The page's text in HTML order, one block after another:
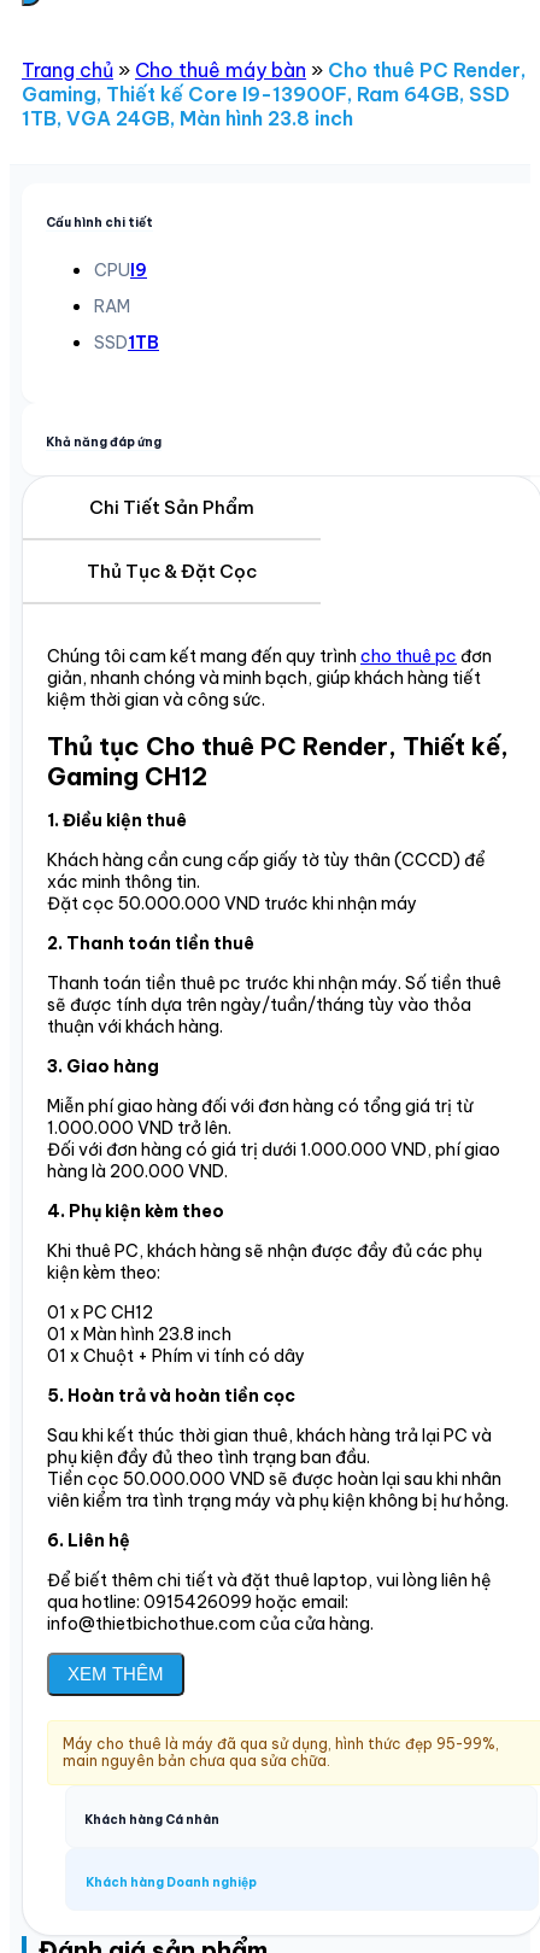
Trang chủ » Cho thuê máy bàn » Cho thuê PC Render,
Gaming, Thiết kế Core I9-13900F, Ram 64GB, SSD
1TB, VGA 24GB, Màn hình 23.8 inch
Cấu hình chi tiết
CPUI9
RAM
SSD1TB
Khả năng đáp ứng
Chi Tiết Sản Phẩm
Thủ Tục & Đặt Cọc
Chúng tôi cam kết mang đến quy trình cho thuê pc đơn
giản, nhanh chóng và minh bạch, giúp khách hàng tiết
kiệm thời gian và công sức.
Thủ tục Cho thuê PC Render, Thiết kế,
Gaming CH12
1. Điều kiện thuê
Khách hàng cần cung cấp giấy tờ tùy thân (CCCD) để
xác minh thông tin.
Đặt cọc 50.000.000 VND trước khi nhận máy
2. Thanh toán tiền thuê
Thanh toán tiền thuê pc trước khi nhận máy. Số tiền thuê
sẽ được tính dựa trên ngày/tuần/tháng tùy vào thỏa
thuận với khách hàng.
3. Giao hàng
Miễn phí giao hàng đối với đơn hàng có tổng giá trị từ
1.000.000 VND trở lên.
Đối với đơn hàng có giá trị dưới 1.000.000 VND, phí giao
hàng là 200.000 VND.
4. Phụ kiện kèm theo
Khi thuê PC, khách hàng sẽ nhận được đầy đủ các phụ
kiện kèm theo:
01 x PC CH12
01 x Màn hình 23.8 inch
01 x Chuột + Phím vi tính có dây
5. Hoàn trả và hoàn tiền cọc
Sau khi kết thúc thời gian thuê, khách hàng trả lại PC và
phụ kiện đầy đủ theo tình trạng ban đầu.
Tiền cọc 50.000.000 VND sẽ được hoàn lại sau khi nhân
viên kiểm tra tình trạng máy và phụ kiện không bị hư hỏng.
6. Liên hệ
Để biết thêm chi tiết và đặt thuê laptop, vui lòng liên hệ
qua hotline: 0915426099 hoặc email:
info@thietbichothue.com của cửa hàng.
XEM THÊM
Máy cho thuê là máy đã qua sử dụng, hình thức đẹp 95-99%,
main nguyên bản chưa qua sửa chữa.
Khách hàng Cá nhân
Khách hàng Doanh nghiệp